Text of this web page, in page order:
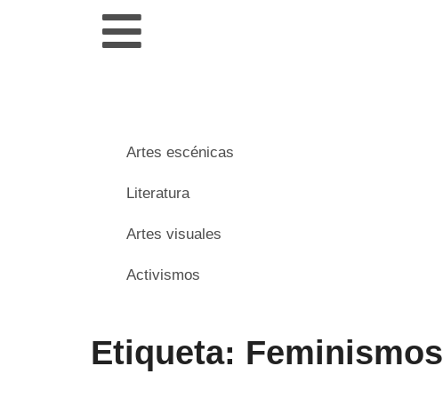
Artes escénicas
Literatura
Artes visuales
Activismos
Etiqueta: Feminismos